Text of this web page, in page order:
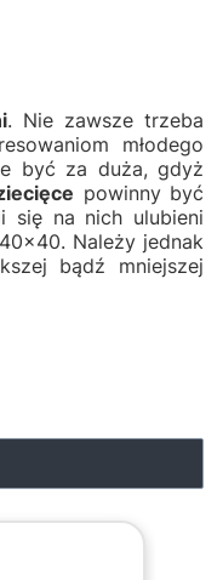
. Nie zawsze trzeba
młodego
być za duża, gdyż
powinny być
się na nich ulubieni
Należy jednak
bądź mniejszej